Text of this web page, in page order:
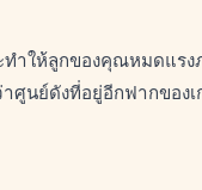
ทำให้ลูกของคุณหมดแร
นย์ดังที่อยู่อีกฟากของเ